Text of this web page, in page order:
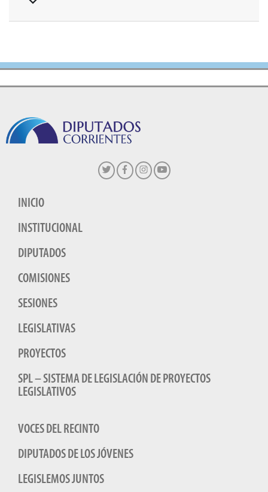
INICIO
INSTITUCIONAL
DIPUTADOS
COMISIONES
SESIONES
LEGISLATIVAS
PROYECTOS
SPL – SISTEMA DE LEGISLACIÓN DE PROYECTOS
LEGISLATIVOS
VOCES DEL RECINTO
DIPUTADOS DE LOS JÓVENES
LEGISLEMOS JUNTOS